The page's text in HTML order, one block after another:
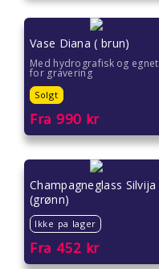
Farsdag gave
Eksklusive gaver
Julegavetips
Romantiske gaver
Gave under 2000 kr
Gave under 1500 kr
Gave under 1000 kr
Vase Diana ( brun)
Med hydrografisk og egnet
for gravering
Solgt
Fra 990 kr
Champagneglass Silvija
(grønn)
Ikke pa lager
Fra 452 kr